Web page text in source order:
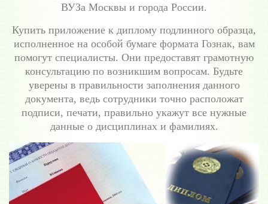
ВУЗа Москвы и города России.
Купить приложение к диплому подлинного образца,
исполненное на особой бумаге формата Гознак, вам
помогут специалисты. Они предоставят грамотную
консультацию по возникшим вопросам. Будьте
уверены в правильности заполнения данного
документа, ведь сотрудники точно расположат
подписи, печати, правильно укажут все нужные
данные о дисциплинах и фамилиях.